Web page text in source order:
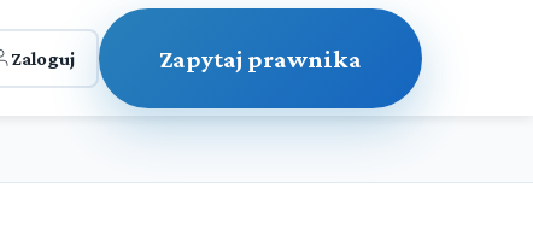
Zaloguj Zapytaj prawnika